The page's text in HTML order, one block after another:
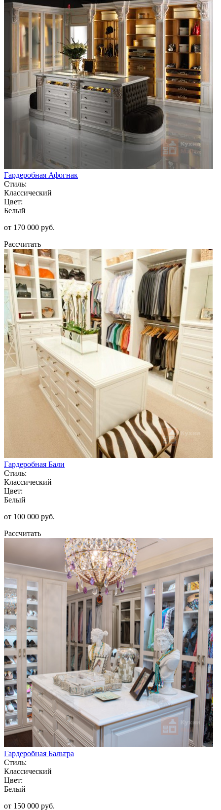
Гардеробная Афогнак
Стиль:
Классический
Цвет:
Белый
от 170 000 руб.
Рассчитать
Гардеробная Бали
Стиль:
Классический
Цвет:
Белый
от 100 000 руб.
Рассчитать
Гардеробная Бальтра
Стиль:
Классический
Цвет:
Белый
от 150 000 руб.